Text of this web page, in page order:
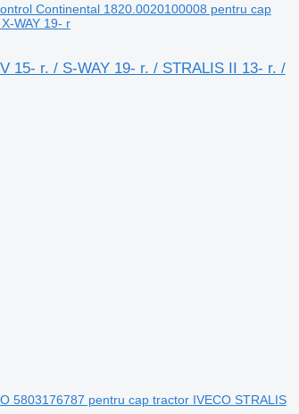
Continental 1820.0020100008 pentru cap
WAY 19- r
15- r. / S-WAY 19- r. / STRALIS II 13- r. /
5803176787 pentru cap tractor IVECO STRALIS